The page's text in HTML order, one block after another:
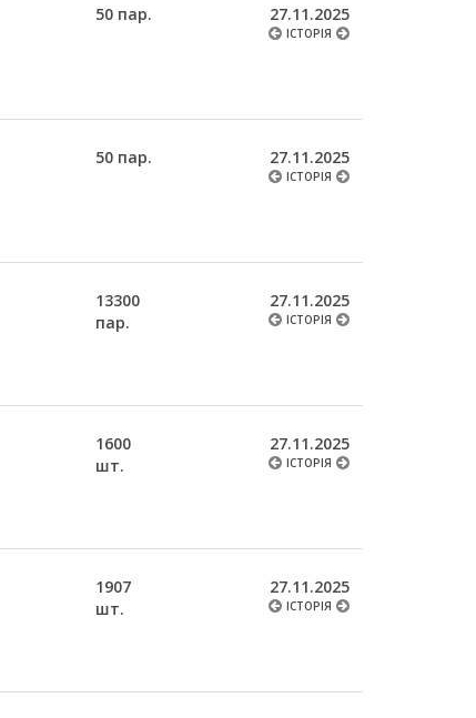
50 пар. 27.11.2025
ІСТОРІЯ
50 пар. 27.11.2025
ІСТОРІЯ
13300
пар.
27.11.2025
ІСТОРІЯ
1600
шт.
27.11.2025
ІСТОРІЯ
1907
шт.
27.11.2025
ІСТОРІЯ